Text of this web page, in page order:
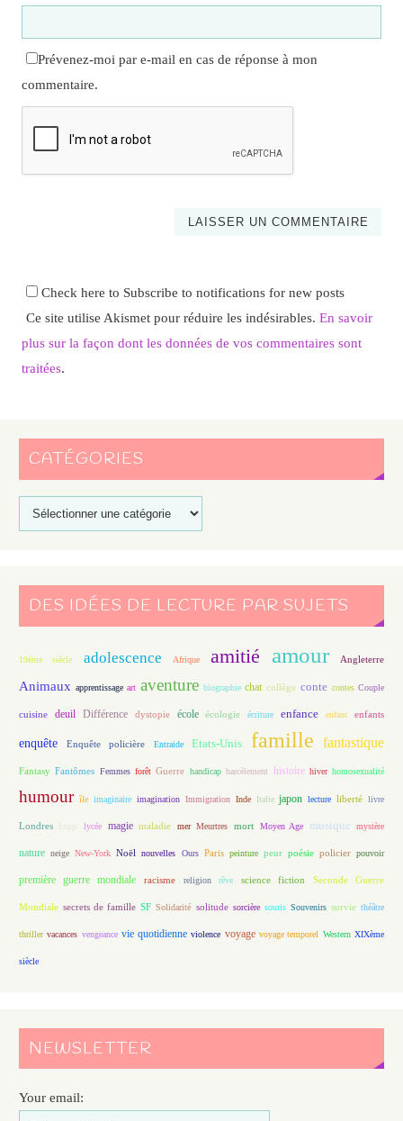
Prévenez-moi par e-mail en cas de réponse à mon
commentaire.
Check here to Subscribe to notifications for new posts
Ce site utilise Akismet pour réduire les indésirables. En savoir
plus sur la façon dont les données de vos commentaires sont
traitées.
CATÉGORIES
DES IDÉES DE LECTURE PAR SUJETS
19ème siècle adolescence Afrique amitié amour Angleterre
Animaux apprentissage art aventure biographie chat collège conte contes Couple
cuisine deuil Différence dystopie école écologie écriture enfance enfant enfants
enquête Enquête policière Entraide Etats-Unis famille fantastique
Fantasy Fantômes Femmes forêt Guerre handicap harcèlement histoire hiver homosexualité
humour île imaginaire imagination Immigration Inde Italie japon lecture liberté livre
Londres loup lycée magie maladie mer Meurtres mort Moyen Age musique mystère
nature neige New-York Noël nouvelles Ours Paris peinture peur poésie policier pouvoir
première guerre mondiale racisme religion rêve science fiction Seconde Guerre
Mondiale secrets de famille SF Solidarité solitude sorcière souris Souvenirs survie théâtre
thriller vacances vengeance vie quotidienne violence voyage voyage temporel Western XIXème
siècle
NEWSLETTER
Your email: